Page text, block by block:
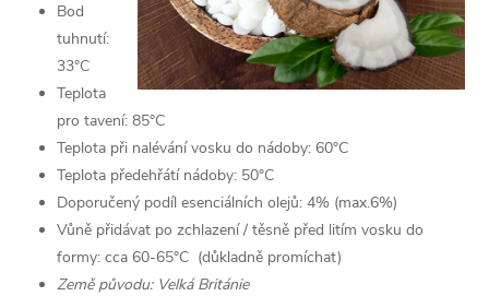
Bod
tuhnutí:
33°C
Teplota
pro tavení: 85°C
Teplota při nalévání vosku do nádoby: 60°C
Teplota předehřátí nádoby: 50°C
Doporučený podíl esenciálních olejů: 4% (max.6%)
Vůně přidávat po zchlazení / těsně před litím vosku do
formy: cca 60-65°C (důkladně promíchat)
Země původu: Velká Británie